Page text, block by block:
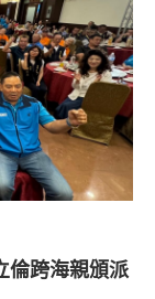
倫跨海親頒派